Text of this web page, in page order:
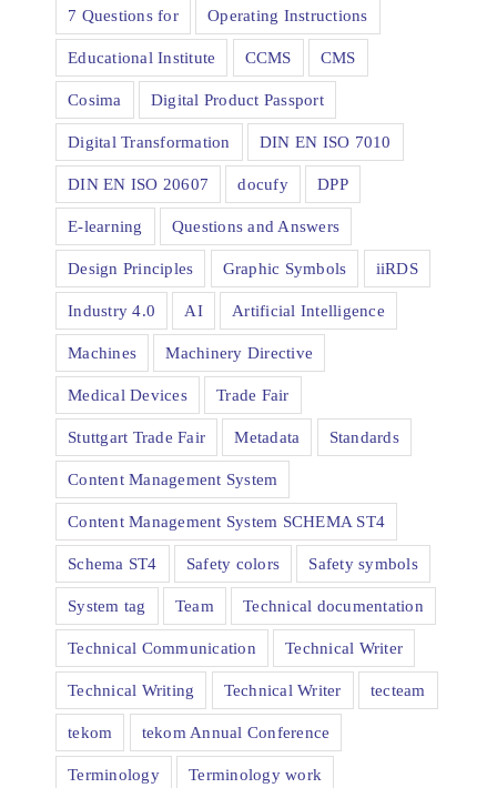
7 Questions for Operating Instructions
Educational Institute CCMS CMS
Cosima Digital Product Passport
Digital Transformation DIN EN ISO 7010
DIN EN ISO 20607 docufy DPP
E-learning Questions and Answers
Design Principles Graphic Symbols iiRDS
Industry 4.0 AI Artificial Intelligence
Machines Machinery Directive
Medical Devices Trade Fair
Stuttgart Trade Fair Metadata Standards
Content Management System
Content Management System SCHEMA ST4
Schema ST4 Safety colors Safety symbols
System tag Team Technical documentation
Technical Communication Technical Writer
Technical Writing Technical Writer tecteam
tekom tekom Annual Conference
Terminology Terminology work